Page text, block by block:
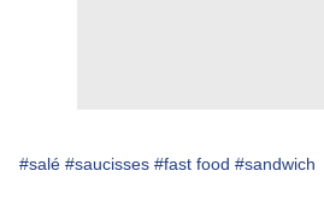
#salé #saucisses #fast food #sandwich